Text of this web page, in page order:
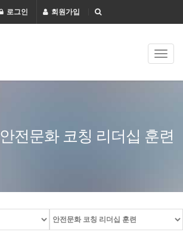
로그인 회원가입
안전문화 코칭 리더십 훈련